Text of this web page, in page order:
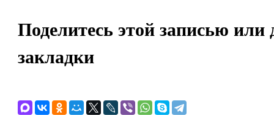
Поделитесь этой записью или
закладки